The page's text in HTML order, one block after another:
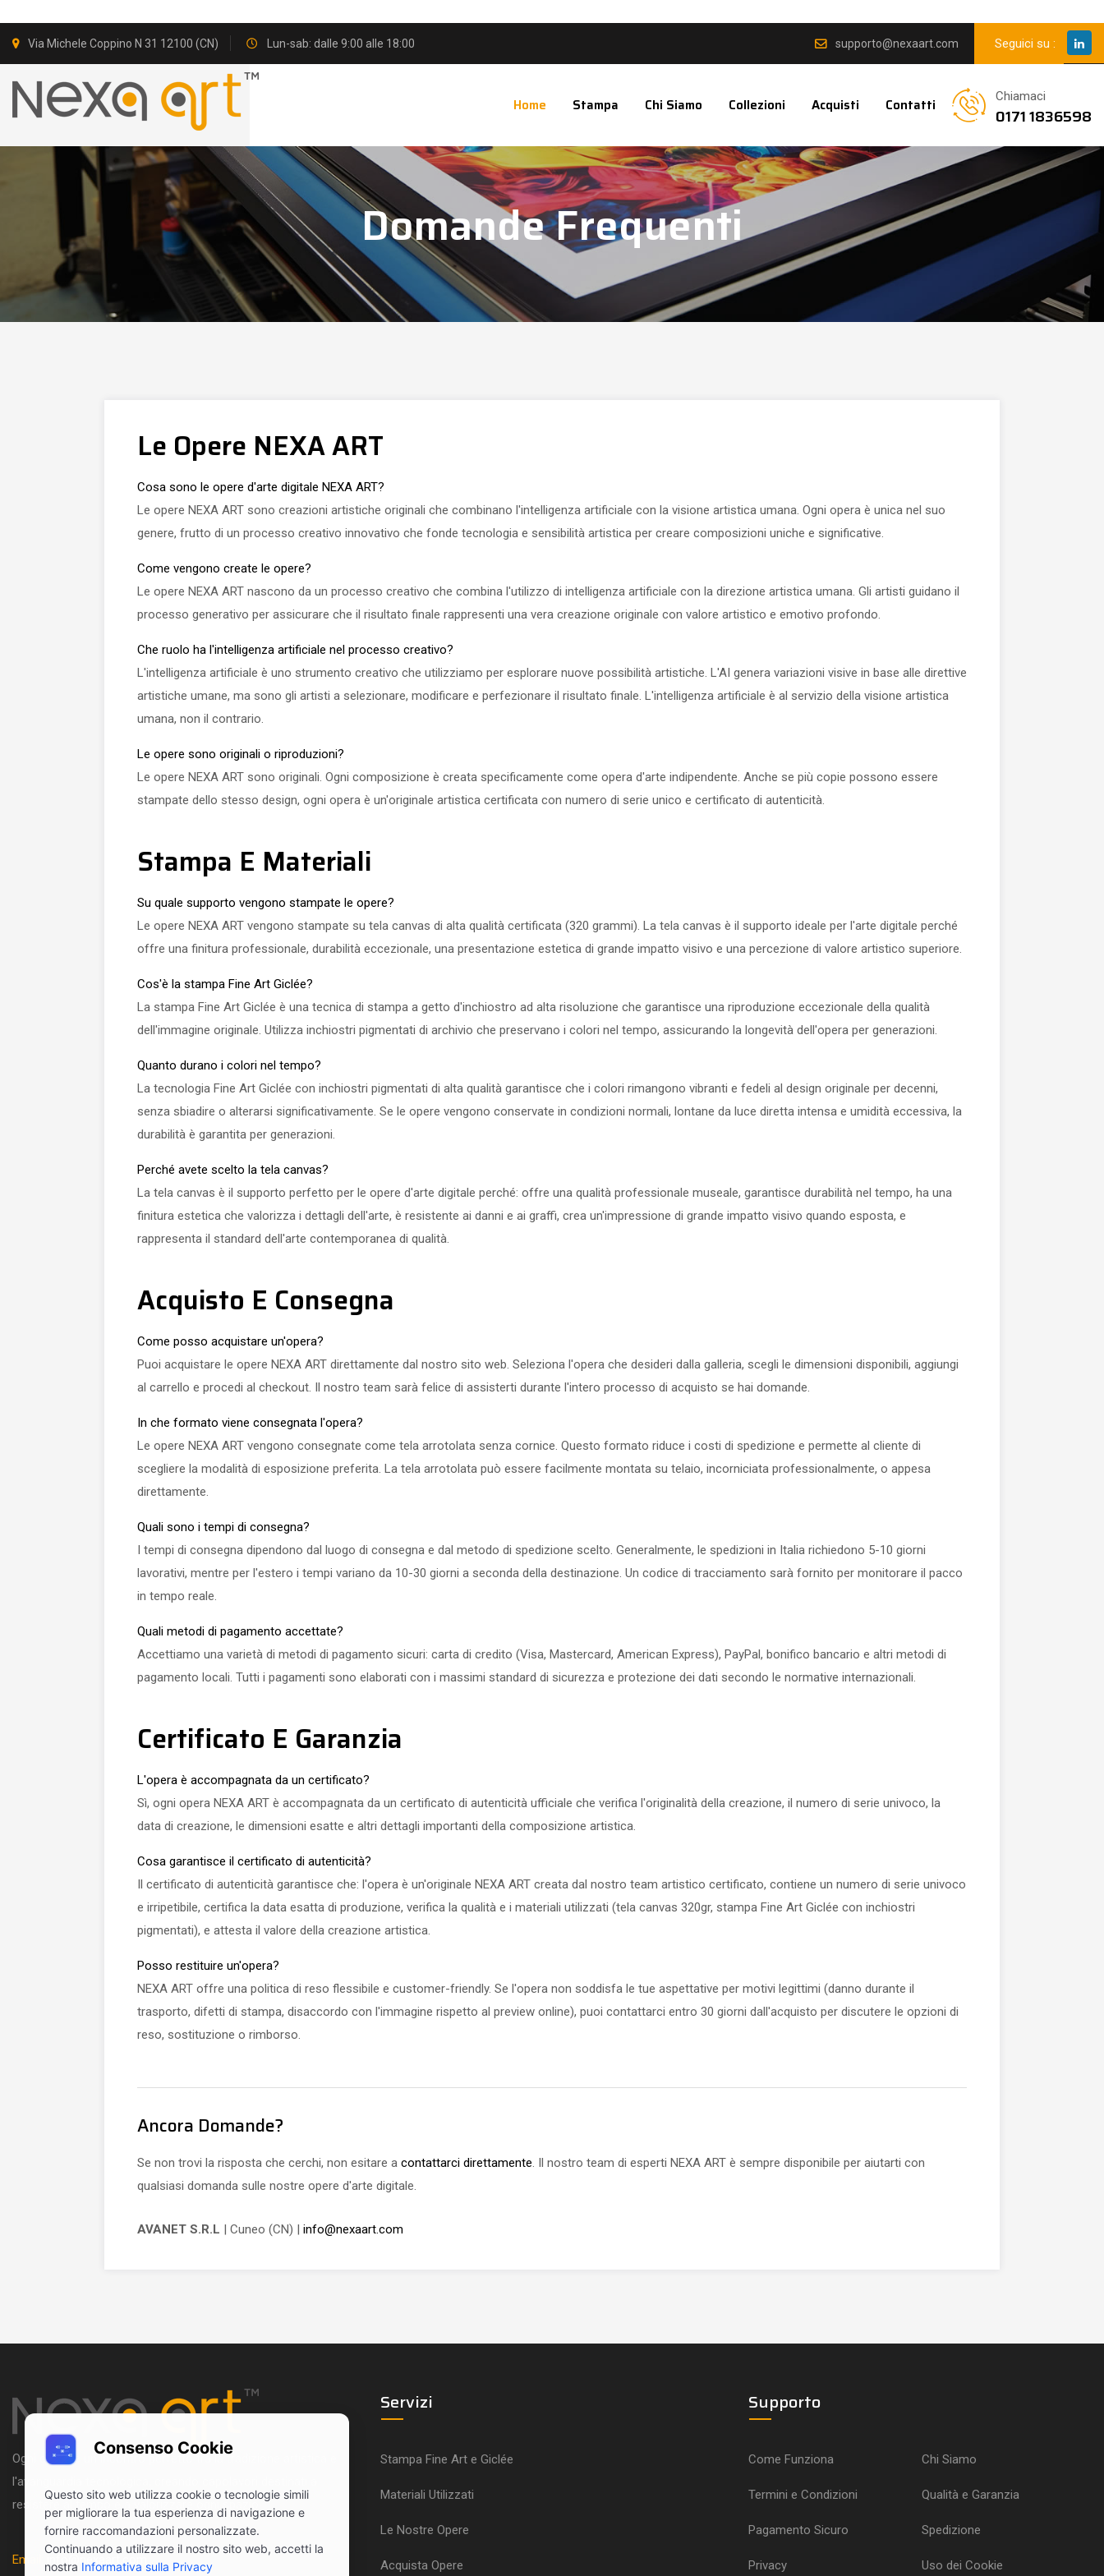
Via Michele Coppino N 31 12100 (CN) Lun-sab: dalle 9:00 alle 18:00 supporto@nexaart.com Seguici su :
Home Stampa Chi Siamo Collezioni Acquisti Contatti Chiamaci
0171 1836598
Domande Frequenti
Le Opere NEXA ART
Cosa sono le opere d'arte digitale NEXA ART?
Le opere NEXA ART sono creazioni artistiche originali che combinano l'intelligenza artificiale con la visione artistica umana. Ogni opera è unica nel suo
genere, frutto di un processo creativo innovativo che fonde tecnologia e sensibilità artistica per creare composizioni uniche e significative.
Come vengono create le opere?
Le opere NEXA ART nascono da un processo creativo che combina l'utilizzo di intelligenza artificiale con la direzione artistica umana. Gli artisti guidano il
processo generativo per assicurare che il risultato finale rappresenti una vera creazione originale con valore artistico e emotivo profondo.
Che ruolo ha l'intelligenza artificiale nel processo creativo?
L'intelligenza artificiale è uno strumento creativo che utilizziamo per esplorare nuove possibilità artistiche. L'AI genera variazioni visive in base alle direttive
artistiche umane, ma sono gli artisti a selezionare, modificare e perfezionare il risultato finale. L'intelligenza artificiale è al servizio della visione artistica
umana, non il contrario.
Le opere sono originali o riproduzioni?
Le opere NEXA ART sono originali. Ogni composizione è creata specificamente come opera d'arte indipendente. Anche se più copie possono essere
stampate dello stesso design, ogni opera è un'originale artistica certificata con numero di serie unico e certificato di autenticità.
Stampa E Materiali
Su quale supporto vengono stampate le opere?
Le opere NEXA ART vengono stampate su tela canvas di alta qualità certificata (320 grammi). La tela canvas è il supporto ideale per l'arte digitale perché
offre una finitura professionale, durabilità eccezionale, una presentazione estetica di grande impatto visivo e una percezione di valore artistico superiore.
Cos'è la stampa Fine Art Giclée?
La stampa Fine Art Giclée è una tecnica di stampa a getto d'inchiostro ad alta risoluzione che garantisce una riproduzione eccezionale della qualità
dell'immagine originale. Utilizza inchiostri pigmentati di archivio che preservano i colori nel tempo, assicurando la longevità dell'opera per generazioni.
Quanto durano i colori nel tempo?
La tecnologia Fine Art Giclée con inchiostri pigmentati di alta qualità garantisce che i colori rimangono vibranti e fedeli al design originale per decenni,
senza sbiadire o alterarsi significativamente. Se le opere vengono conservate in condizioni normali, lontane da luce diretta intensa e umidità eccessiva, la
durabilità è garantita per generazioni.
Perché avete scelto la tela canvas?
La tela canvas è il supporto perfetto per le opere d'arte digitale perché: offre una qualità professionale museale, garantisce durabilità nel tempo, ha una
finitura estetica che valorizza i dettagli dell'arte, è resistente ai danni e ai graffi, crea un'impressione di grande impatto visivo quando esposta, e
rappresenta il standard dell'arte contemporanea di qualità.
Acquisto E Consegna
Come posso acquistare un'opera?
Puoi acquistare le opere NEXA ART direttamente dal nostro sito web. Seleziona l'opera che desideri dalla galleria, scegli le dimensioni disponibili, aggiungi
al carrello e procedi al checkout. Il nostro team sarà felice di assisterti durante l'intero processo di acquisto se hai domande.
In che formato viene consegnata l'opera?
Le opere NEXA ART vengono consegnate come tela arrotolata senza cornice. Questo formato riduce i costi di spedizione e permette al cliente di
scegliere la modalità di esposizione preferita. La tela arrotolata può essere facilmente montata su telaio, incorniciata professionalmente, o appesa
direttamente.
Quali sono i tempi di consegna?
I tempi di consegna dipendono dal luogo di consegna e dal metodo di spedizione scelto. Generalmente, le spedizioni in Italia richiedono 5-10 giorni
lavorativi, mentre per l'estero i tempi variano da 10-30 giorni a seconda della destinazione. Un codice di tracciamento sarà fornito per monitorare il pacco
in tempo reale.
Quali metodi di pagamento accettate?
Accettiamo una varietà di metodi di pagamento sicuri: carta di credito (Visa, Mastercard, American Express), PayPal, bonifico bancario e altri metodi di
pagamento locali. Tutti i pagamenti sono elaborati con i massimi standard di sicurezza e protezione dei dati secondo le normative internazionali.
Certificato E Garanzia
L'opera è accompagnata da un certificato?
Sì, ogni opera NEXA ART è accompagnata da un certificato di autenticità ufficiale che verifica l'originalità della creazione, il numero di serie univoco, la
data di creazione, le dimensioni esatte e altri dettagli importanti della composizione artistica.
Cosa garantisce il certificato di autenticità?
Il certificato di autenticità garantisce che: l'opera è un'originale NEXA ART creata dal nostro team artistico certificato, contiene un numero di serie univoco
e irripetibile, certifica la data esatta di produzione, verifica la qualità e i materiali utilizzati (tela canvas 320gr, stampa Fine Art Giclée con inchiostri
pigmentati), e attesta il valore della creazione artistica.
Posso restituire un'opera?
NEXA ART offre una politica di reso flessibile e customer-friendly. Se l'opera non soddisfa le tue aspettative per motivi legittimi (danno durante il
trasporto, difetti di stampa, disaccordo con l'immagine rispetto al preview online), puoi contattarci entro 30 giorni dall'acquisto per discutere le opzioni di
reso, sostituzione o rimborso.
Ancora Domande?
Se non trovi la risposta che cerchi, non esitare a contattarci direttamente. Il nostro team di esperti NEXA ART è sempre disponibile per aiutarti con
qualsiasi domanda sulle nostre opere d'arte digitale.
AVANET S.R.L | Cuneo (CN) | info@nexaart.com
Ogni opera è un incontro perfetto tra la tradizione artistica e
l'avanguardia tecnologica, creando capolavori destinati a
resistere al tempo e a valorizzare ogni spazio.
Email: info@nexaart.com
Servizi
Stampa Fine Art e Giclée
Materiali Utilizzati
Le Nostre Opere
Acquista Opere
Supporto
Come Funziona Chi Siamo
Termini e Condizioni Qualità e Garanzia
Pagamento Sicuro Spedizione
Privacy Uso dei Cookie
Consenso Cookie
Questo sito web utilizza cookie o tecnologie simili
per migliorare la tua esperienza di navigazione e
fornire raccomandazioni personalizzate.
Continuando a utilizzare il nostro sito web, accetti la
nostra Informativa sulla Privacy